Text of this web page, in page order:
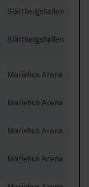
Slättbergshallen
Slättbergshallen
Mariehus Arena
Mariehus Arena
Mariehus Arena
Mariehus Arena